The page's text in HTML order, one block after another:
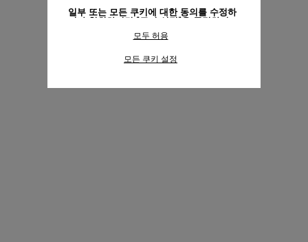
일부 또는 모든 쿠키에 대한 동의를 수정하
거나 철회하려면 "쿠키 설정"을 클릭하거
수집하는 정보" 섹션을 참조하여 자세히 알
모든 쿠키의 사용에 동의하시려면 "모두 허
"모두 거부"를 클릭하시면 기술 쿠키만 사
모두 허용
모든 쿠키 설정